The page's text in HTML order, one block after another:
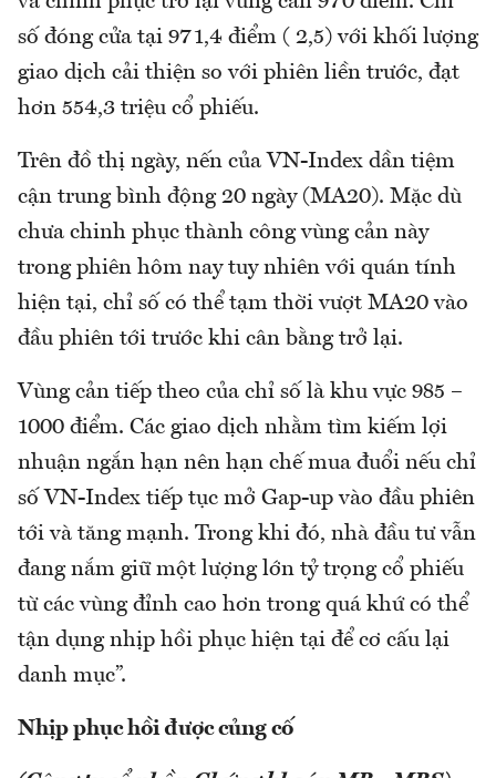
số đóng cửa tại 971,4 điểm ( 2,5) với khối lượng
giao dịch cải thiện so với phiên liền trước, đạt
hơn 554,3 triệu cổ phiếu.
Trên đồ thị ngày, nến của VN-Index dần tiệm
cận trung bình động 20 ngày (MA20). Mặc dù
chưa chinh phục thành công vùng cản này
trong phiên hôm nay tuy nhiên với quán tính
hiện tại, chỉ số có thể tạm thời vượt MA20 vào
đầu phiên tới trước khi cân bằng trở lại.
Vùng cản tiếp theo của chỉ số là khu vực 985 –
1000 điểm. Các giao dịch nhằm tìm kiếm lợi
nhuận ngắn hạn nên hạn chế mua đuổi nếu chỉ
số VN-Index tiếp tục mở Gap-up vào đầu phiên
tới và tăng mạnh. Trong khi đó, nhà đầu tư vẫn
đang nắm giữ một lượng lớn tỷ trọng cổ phiếu
từ các vùng đỉnh cao hơn trong quá khứ có thể
tận dụng nhịp hồi phục hiện tại để cơ cấu lại
danh mục”.
Nhịp phục hồi được củng cố